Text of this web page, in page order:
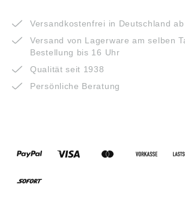
Versandkostenfrei in Deutschland
Versand von Lagerware am selben
Bestellung bis 16 Uhr
Qualität seit 1938
Persönliche Beratung